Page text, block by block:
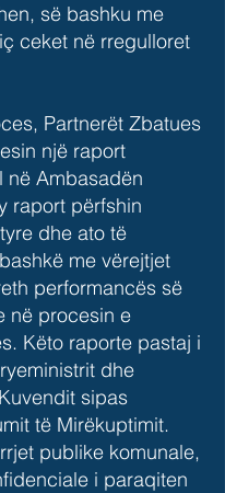
së bashku me
ceket në rregulloret
Partnerët Zbatues
një raport
në Ambasadën
raport përfshin
dhe ato të
me vërejtjet
performancës së
në procesin e
Këto raporte pastaj i
dhe
sipas
të Mirëkuptimit.
publike komunale,
i paraqiten